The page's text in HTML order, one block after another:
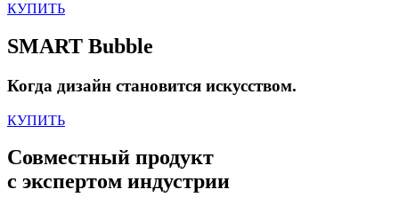
КУПИТЬ
SMART Bubble
Когда дизайн становится искусством.
КУПИТЬ
Совместный продукт
с экспертом индустрии